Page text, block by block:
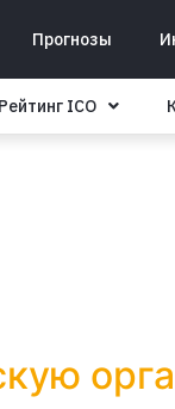
Прогнозы
Рейтинг ICO